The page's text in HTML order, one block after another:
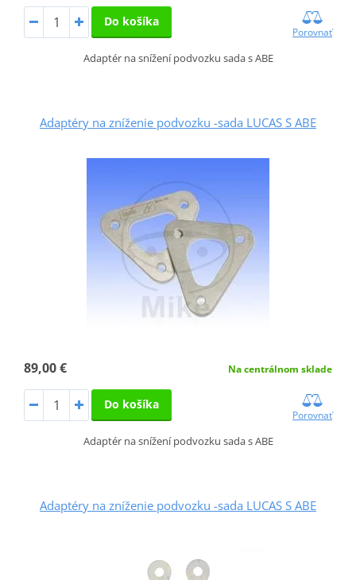
Do košíka
Porovnať
Adaptér na snížení podvozku sada s ABE
Adaptéry na zníženie podvozku -sada LUCAS S ABE
89,00 € Na centrálnom sklade
Do košíka
Porovnať
Adaptér na snížení podvozku sada s ABE
Adaptéry na zníženie podvozku -sada LUCAS S ABE